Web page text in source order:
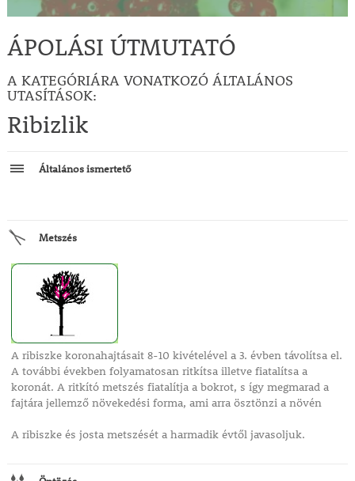
ÁPOLÁSI ÚTMUTATÓ
A KATEGÓRIÁRA VONATKOZÓ ÁLTALÁNOS
UTASÍTÁSOK:
Ribizlik
Általános ismertető
Metszés
A ribiszke koronahajtásait 8-10 kivételével a 3. évben távolítsa el.
A további években folyamatosan ritkítsa illetve fiatalítsa a
koronát. A ritkító metszés fiatalítja a bokrot, s így megmarad a
fajtára jellemző növekedési forma, ami arra ösztönzi a növén
A ribiszke és josta metszését a harmadik évtől javasoljuk.